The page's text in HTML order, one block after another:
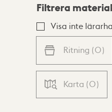
Lista
Filtrera
Visa inte
Ritning (0)
Karta (0)